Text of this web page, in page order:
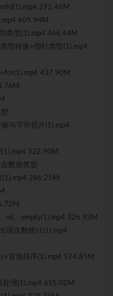
292.46M
605.94M
类型(1).mp4 466.44M
型转换+指针类型(1).mp4
437.90M
与字符切片(1).mp4
322.90M
数据类型
286.25M
nil、empty(1).mp4 326.93M
现次数统计(1).mp4
冒泡排序(1).mp4 574.85M
处理(1).mp4 655.02M